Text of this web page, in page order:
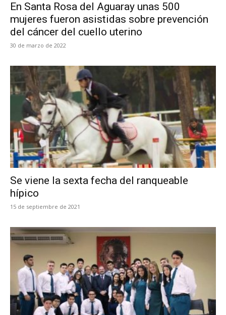
En Santa Rosa del Aguaray unas 500
mujeres fueron asistidas sobre prevención
del cáncer del cuello uterino
30 de marzo de 2022
Se viene la sexta fecha del ranqueable
hípico
15 de septiembre de 2021